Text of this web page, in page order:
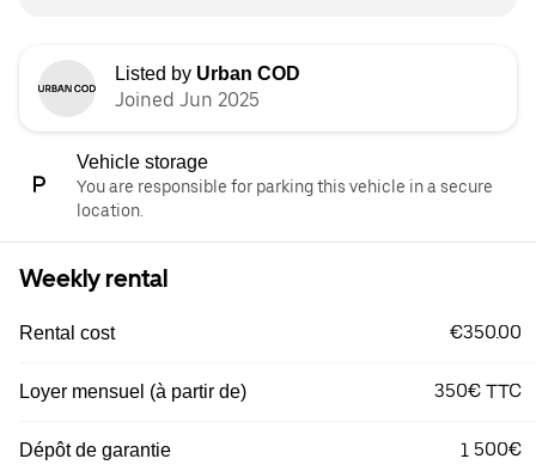
Listed by Urban COD
Joined Jun 2025
Vehicle storage
You are responsible for parking this vehicle in a secure
location.
Weekly rental
Rental cost €350.00
Loyer mensuel (à partir de) 350€ TTC
Dépôt de garantie 1 500€